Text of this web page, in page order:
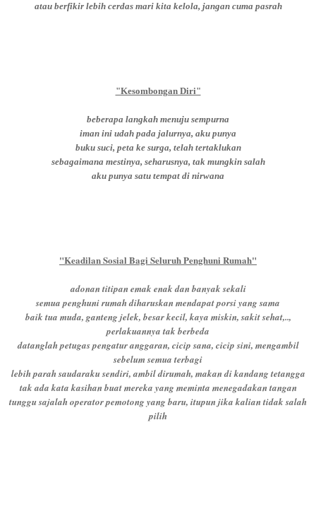
atau berfikir lebih cerdas mari kita kelola, jangan cuma pasrah
"Kesombongan Diri"
beberapa langkah menuju sempurna
iman ini udah pada jalurnya, aku punya
buku suci, peta ke surga, telah tertaklukan
sebagaimana mestinya, seharusnya, tak mungkin salah
aku punya satu tempat di nirwana
"Keadilan Sosial Bagi Seluruh Penghuni Rumah"
adonan titipan emak enak dan banyak sekali
semua penghuni rumah diharuskan mendapat porsi yang sama
baik tua muda, ganteng jelek, besar kecil, kaya miskin, sakit sehat,..,
perlakuannya tak berbeda
datanglah petugas pengatur anggaran, cicip sana, cicip sini, mengambil
sebelum semua terbagi
lebih parah saudaraku sendiri, ambil dirumah, makan di kandang tetangga
tak ada kata kasihan buat mereka yang meminta menegadakan tangan
tunggu sajalah operator pemotong yang baru, itupun jika kalian tidak salah
pilih